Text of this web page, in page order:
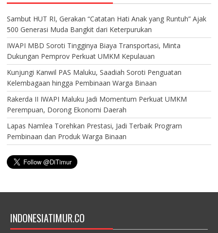
Sambut HUT RI, Gerakan “Catatan Hati Anak yang Runtuh” Ajak
500 Generasi Muda Bangkit dari Keterpurukan
IWAPI MBD Soroti Tingginya Biaya Transportasi, Minta
Dukungan Pemprov Perkuat UMKM Kepulauan
Kunjungi Kanwil PAS Maluku, Saadiah Soroti Penguatan
Kelembagaan hingga Pembinaan Warga Binaan
Rakerda II IWAPI Maluku Jadi Momentum Perkuat UMKM
Perempuan, Dorong Ekonomi Daerah
Lapas Namlea Torehkan Prestasi, Jadi Terbaik Program
Pembinaan dan Produk Warga Binaan
INDONESIATIMUR.CO